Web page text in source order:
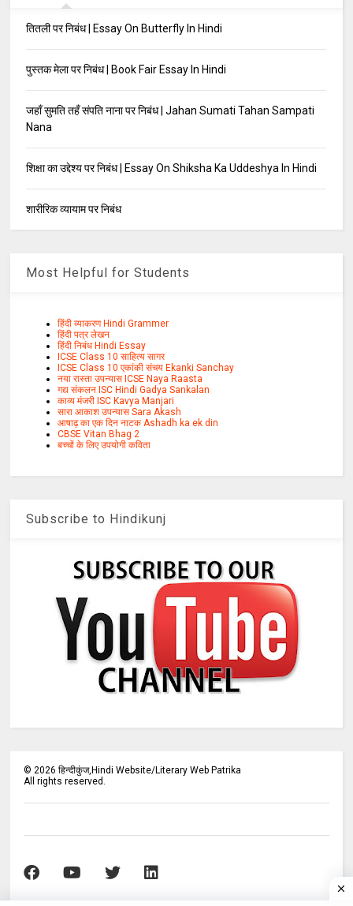
तितली पर निबंध | Essay On Butterfly In Hindi
पुस्तक मेला पर निबंध | Book Fair Essay In Hindi
जहाँ सुमति तहँ संपति नाना पर निबंध | Jahan Sumati Tahan Sampati
Nana
शिक्षा का उद्देश्य पर निबंध | Essay On Shiksha Ka Uddeshya In Hindi
शारीरिक व्यायाम पर निबंध
Most Helpful for Students
हिंदी व्याकरण Hindi Grammer
हिंदी पत्र लेखन
हिंदी निबंध Hindi Essay
ICSE Class 10 साहित्य सागर
ICSE Class 10 एकांकी संचय Ekanki Sanchay
नया रास्ता उपन्यास ICSE Naya Raasta
गद्य संकलन ISC Hindi Gadya Sankalan
काव्य मंजरी ISC Kavya Manjari
सारा आकाश उपन्यास Sara Akash
आषाढ़ का एक दिन नाटक Ashadh ka ek din
CBSE Vitan Bhag 2
बच्चों के लिए उपयोगी कविता
Subscribe to Hindikunj
©2026 हिन्दीकुंज,Hindi Website/Literary Web Patrika
All rights reserved.